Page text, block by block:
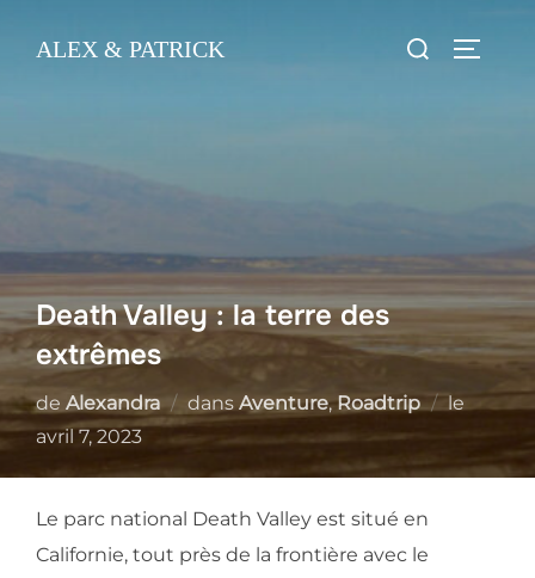
ALEX & PATRICK
Search
Death Valley : la terre des
extrêmes
de Alexandra dans Aventure,Roadtrip le Posted
avril 7, 2023
Le parc national Death Valley est situé en
Californie, tout près de la frontière avec le